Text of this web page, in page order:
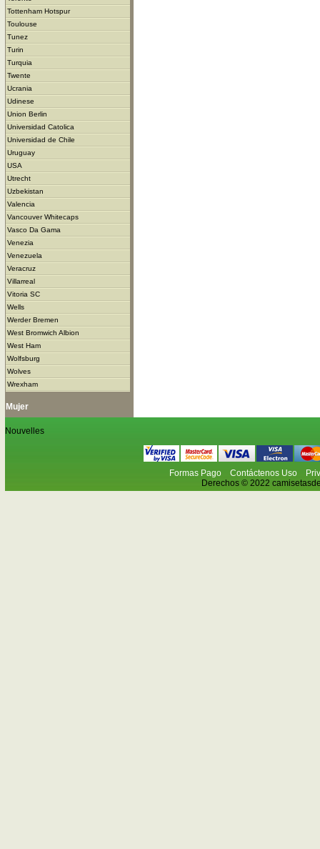
Tottenham Hotspur
Toulouse
Tunez
Turin
Turquia
Twente
Ucrania
Udinese
Union Berlin
Universidad Catolica
Universidad de Chile
Uruguay
USA
Utrecht
Uzbekistan
Valencia
Vancouver Whitecaps
Vasco Da Gama
Venezia
Venezuela
Veracruz
Villarreal
Vitoria SC
Wells
Werder Bremen
West Bromwich Albion
West Ham
Wolfsburg
Wolves
Wrexham
Mujer
Nouvelles
Formas Pago Contáctenos Uso
Derechos © 2022